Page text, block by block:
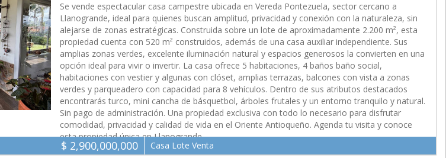
Se vende espectacular casa campestre ubicada en Vereda Pontezuela, sector cercano a
Llanogrande, ideal para quienes buscan amplitud, privacidad y conexión con la naturaleza, sin
alejarse de zonas estratégicas. Construida sobre un lote de aproximadamente 2.200 m², esta
propiedad cuenta con 520 m² construidos, además de una casa auxiliar independiente. Sus
amplias zonas verdes, excelente iluminación natural y espacios generosos la convierten en una
opción ideal para vivir o invertir. La casa ofrece 5 habitaciones, 4 baños baño social,
habitaciones con vestier y algunas con clóset, amplias terrazas, balcones con vista a zonas
verdes y parqueadero con capacidad para 8 vehículos. Dentro de sus atributos destacados
encontrarás turco, mini cancha de básquetbol, árboles frutales y un entorno tranquilo y natural.
Sin pago de administración. Una propiedad exclusiva con todo lo necesario para disfrutar
comodidad, privacidad y calidad de vida en el Oriente Antioqueño. Agenda tu visita y conoce
esta propiedad única en Llanogrande.
$ 2,900,000,000 Casa Lote Venta